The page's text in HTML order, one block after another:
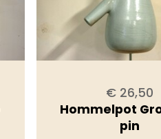
€ 26,50
Hommelpot
pin